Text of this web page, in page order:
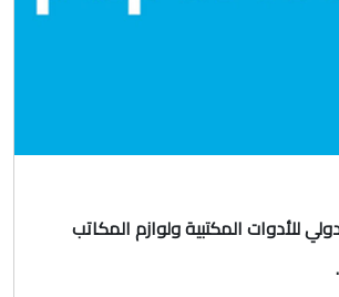
للأدوات المكتبية ولوازم المكاتب